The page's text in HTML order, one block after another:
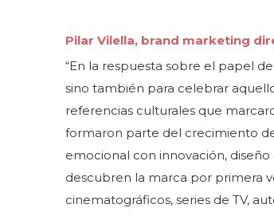
Pilar Vilella, brand marketing
“En la respuesta sobre el papel
sino también para celebrar
referencias culturales que
formaron parte del crecimiento
emocional con innovación,
descubren la marca por primera
cinematográficos, series de TV,